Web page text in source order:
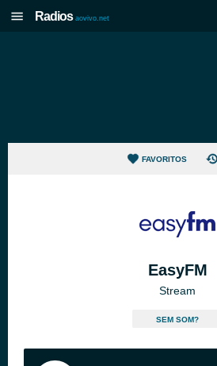
Radios aovivo.net
FAVORITOS
EasyFM
Stream
SEM SOM?